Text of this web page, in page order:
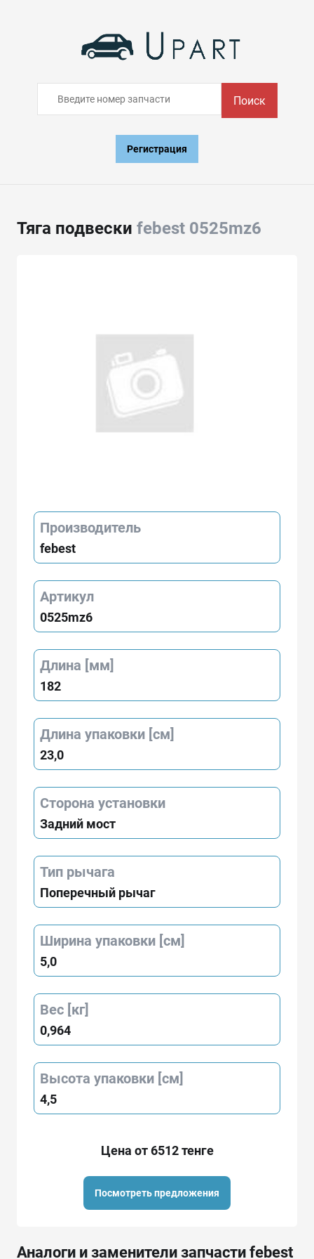
Поиск
Регистрация
Тяга подвески febest 0525mz6
Производитель
febest
Артикул
0525mz6
Длина [мм]
182
Длина упаковки [см]
23,0
Сторона установки
Задний мост
Тип рычага
Поперечный рычаг
Ширина упаковки [см]
5,0
Вес [кг]
0,964
Высота упаковки [см]
4,5
Цена от 6512 тенге
Посмотреть предложения
Аналоги и заменители запчасти febest